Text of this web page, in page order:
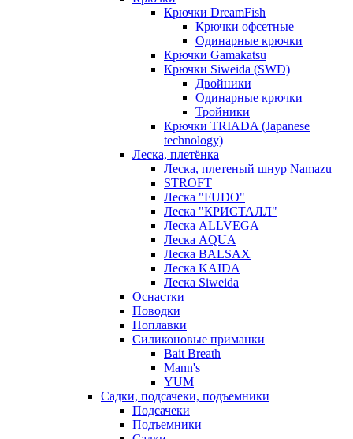
Крючки DreamFish
Крючки офсетные
Одинарные крючки
Крючки Gamakatsu
Крючки Siweida (SWD)
Двойники
Одинарные крючки
Тройники
Крючки TRIADA (Japanese
technology)
Леска, плетёнка
Леска, плетеный шнур Namazu
STROFT
Леска "FUDO"
Леска "КРИСТАЛЛ"
Леска ALLVEGA
Леска AQUA
Леска BALSAX
Леска KAIDA
Леска Siweida
Оснастки
Поводки
Поплавки
Силиконовые приманки
Bait Breath
Mann's
YUM
Садки, подсачеки, подъемники
Подсачеки
Подъемники